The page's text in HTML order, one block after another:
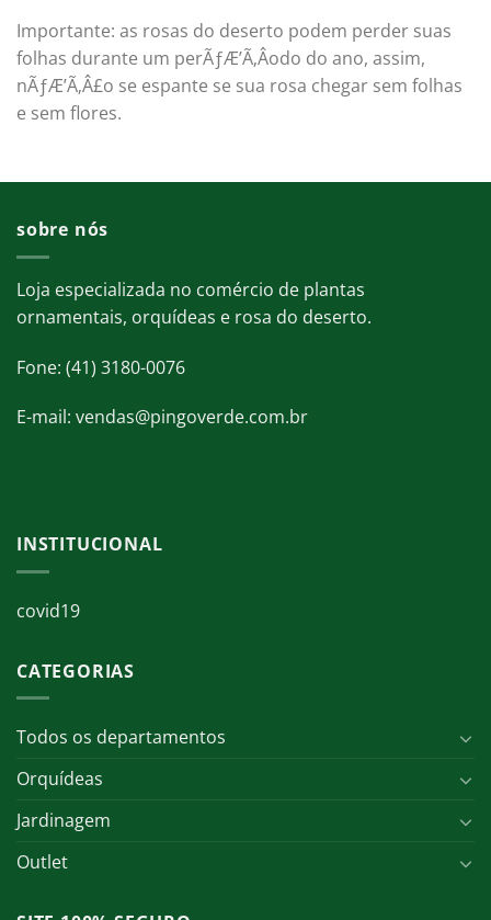
Importante: as rosas do deserto podem perder suas
folhas durante um perÃƒÆ’Ã‚Â­odo do ano, assim,
nÃƒÆ’Ã‚Â£o se espante se sua rosa chegar sem folhas
e sem flores.
sobre nós
Loja especializada no comércio de plantas
ornamentais, orquídeas e rosa do deserto.
Fone: (41) 3180-0076
E-mail: vendas@pingoverde.com.br
INSTITUCIONAL
covid19
CATEGORIAS
Todos os departamentos
Orquídeas
Jardinagem
Outlet